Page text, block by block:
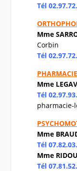
Tél
Mme
Corbin
Tél
PHARMACIE
Mme
Tél
pharmacie-
Mme
Tél
Mme
Tél